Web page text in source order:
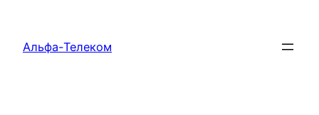
содержимому
Альфа-Телеком